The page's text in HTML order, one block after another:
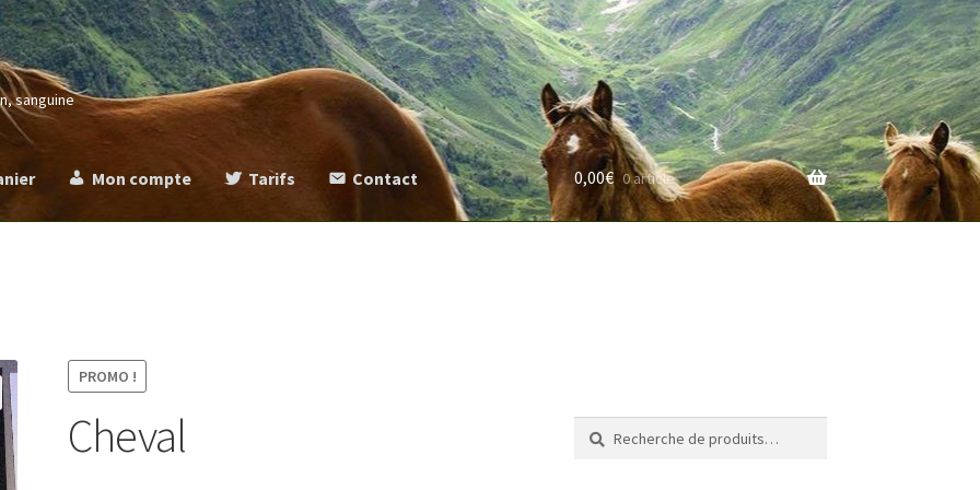
sanguine
Mon compte Tarifs Contact 0,00€ 0 article
PROMO !
Cheval
Recherche
pour :
Recherche